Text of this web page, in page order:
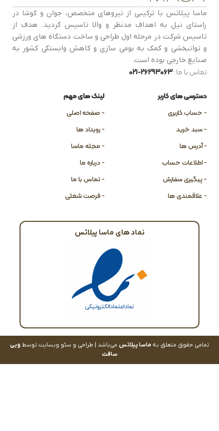
ماسا پیلاتس با ترکیبی از نیروهای متخصص، جوان و کوشا در
راستای نیل به اهداف مدنظر و والا تاسیس گردید. هدف از
تاسیس شرکت در مرحله اول طراحی و ساخت دستگاه های ورزشی
و توانبخشی و کمک به بومی سازی و کاهش وابستگی کشور به
صنایع خارجی بوده است.
تماس با ما:26293063-021
دسترسی های کاربر
- حساب کاربری
- سبد خرید
- آدرس ها
- اطلاعات حساب
- پیگیری سفارش
- علاقمندی ها
لینک های مهم
- صفحه اصلی
- رویداد ها
- مجله ماسا
- درباره ما
- تماس با ما
- فرصت شغلی
نماد های ماسا پیلاتس
تمامی حقوق متعلق به ماسا پیلاتس می‌باشد | طراحی و سئو وبسایت توسط وبی
سافت